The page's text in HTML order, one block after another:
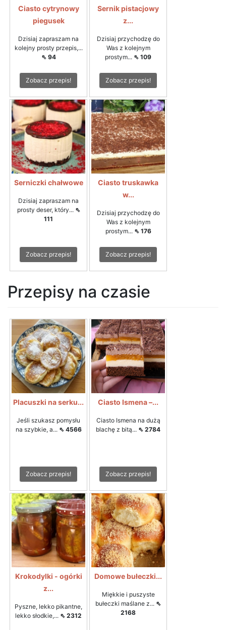
Ciasto cytrynowy
piegusek
Dzisiaj zapraszam na
kolejny prosty przepis,...
⇖ 94
Zobacz przepis!
Sernik pistacjowy
z...
Dzisiaj przychodzę do
Was z kolejnym
prostym... ⇖ 109
Zobacz przepis!
Serniczki chałwowe
Dzisiaj zapraszam na
prosty deser, który... ⇖
111
Zobacz przepis!
Ciasto truskawka
w...
Dzisiaj przychodzę do
Was z kolejnym
prostym... ⇖ 176
Zobacz przepis!
Przepisy na czasie
Placuszki na serku...
Jeśli szukasz pomysłu
na szybkie, a... ⇖ 4566
Zobacz przepis!
Ciasto Ismena –...
Ciasto Ismena na dużą
blachę z bitą... ⇖ 2784
Zobacz przepis!
Krokodylki - ogórki
z...
Pyszne, lekko pikantne,
lekko słodkie,... ⇖ 2312
Domowe bułeczki...
Miękkie i puszyste
bułeczki maślane z... ⇖
2168